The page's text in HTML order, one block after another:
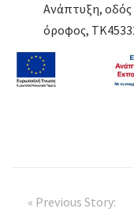
Ανάπτυξη,
όροφος,
« Previous Story: